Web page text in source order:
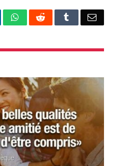
WhatsAppReddit Tumblr